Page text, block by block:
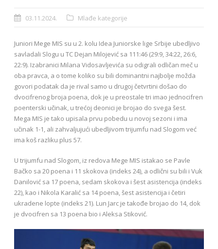
03.11.2024. Mlađe kategorije
Juniori Mege MIS su u 2. kolu Idea Juniorske lige Srbije ubedljivo
savladali Slogu u TC Dejan Milojević sa 111:46 (29:9, 34:22, 26:6,
22:9). Izabranici Milana Vidosavljevića su odigrali odličan meč u
oba pravca, a o tome koliko su bili dominantni najbolje možda
govori podatak da je rival samo u drugoj četvrtini došao do
dvocifrenog broja poena, dok je u preostale tri imao jednocifren
poenterski učinak, u trećoj deonici je brojao do svega šest.
Mega MIS je tako upisala prvu pobedu u novoj sezoni i ima
učinak 1-1, ali zahvaljujući ubedljivom trijumfu nad Slogom već
ima koš razliku plus 57.
U trijumfu nad Slogom, iz redova Mege MIS istakao se Pavle
Bačko sa 20 poena i 11 skokova (indeks 24), a odlični su bili i Vuk
Danilović sa 17 poena, sedam skokova i šest asistencija (indeks
22), kao i Nikola Karalić sa 14 poena, šest asistencija i četiri
ukradene lopte (indeks 21). Lun Jarc je takođe brojao do 14, dok
je dvocifren sa 13 poena bio i Aleksa Stiković.